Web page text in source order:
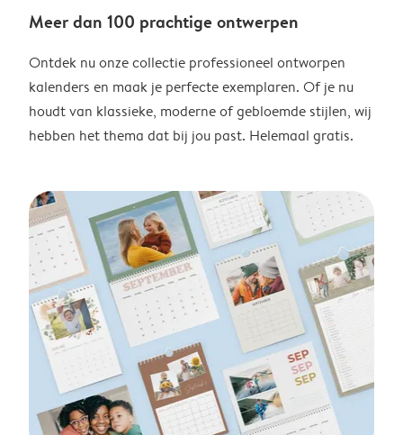
Meer dan 100 prachtige ontwerpen
Ontdek nu onze collectie professioneel ontworpen
kalenders en maak je perfecte exemplaren. Of je nu
houdt van klassieke, moderne of gebloemde stijlen, wij
hebben het thema dat bij jou past. Helemaal gratis.